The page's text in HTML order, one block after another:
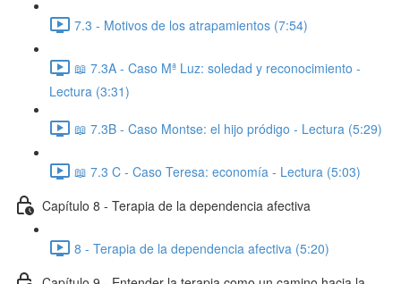
7.3 - Motivos de los atrapamientos (7:54)
📖 7.3A - Caso Mª Luz: soledad y reconocimiento -
Lectura (3:31)
📖 7.3B - Caso Montse: el hijo pródigo - Lectura (5:29)
📖 7.3 C - Caso Teresa: economía - Lectura (5:03)
Capítulo 8 - Terapia de la dependencia afectiva
8 - Terapia de la dependencia afectiva (5:20)